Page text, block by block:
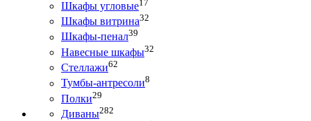
Шкафы угловые17
Шкафы витрина32
Шкафы-пенал39
Навесные шкафы32
Стеллажи62
Тумбы-антресоли8
Полки29
Диваны282